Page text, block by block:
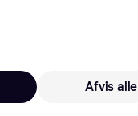
Afvis alle